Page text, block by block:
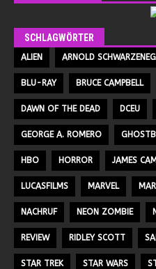
SCHLAGWÖRTER
ALIEN ARNOLD
BLU-RAY BRUCE CAMPBELL
DAWN OF THE DEAD DCEU
GEORGE A. ROMERO
HBO HORROR JAMES
LUCASFILMS MARVEL
NACHRUF NEON ZOMBIE
REVIEW RIDLEY SCOTT
STAR TREK STAR WARS